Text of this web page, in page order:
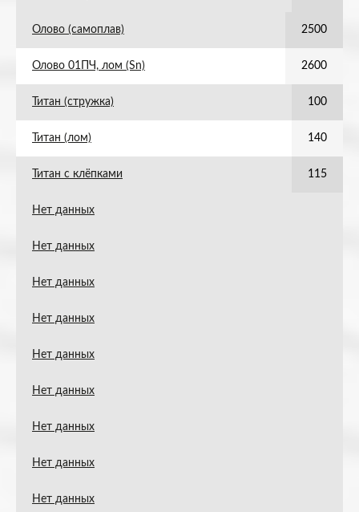
Олово (самоплав) 2500
Олово 01ПЧ, лом (Sn) 2600
Титан (стружка) 100
Титан (лом) 140
Титан с клёпками 115
Нет данных
Нет данных
Нет данных
Нет данных
Нет данных
Нет данных
Нет данных
Нет данных
Нет данных